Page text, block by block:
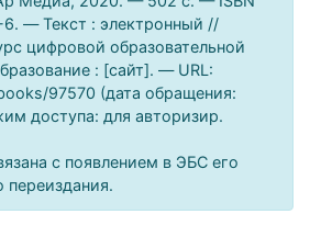
— Текст : электронный //
цифровой образовательной
: [сайт]. — URL:
97570 (дата обращения:
доступа: для авторизир.
с появлением в ЭБС его
переиздания.